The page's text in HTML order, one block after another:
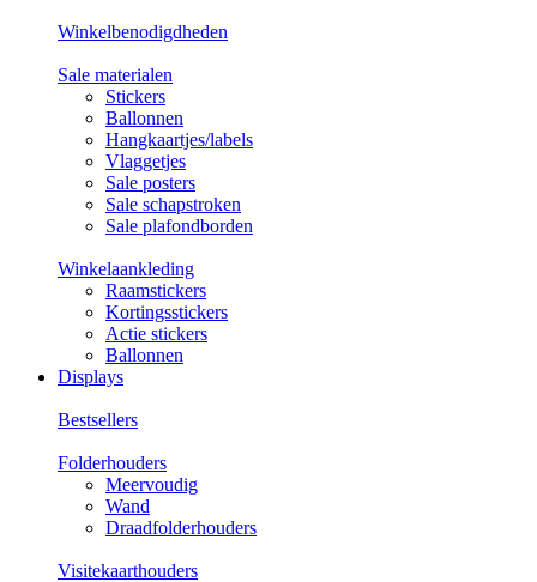
Winkelbenodigdheden
Sale materialen
Stickers
Ballonnen
Hangkaartjes/labels
Vlaggetjes
Sale posters
Sale schapstroken
Sale plafondborden
Winkelaankleding
Raamstickers
Kortingsstickers
Actie stickers
Ballonnen
Displays
Bestsellers
Folderhouders
Meervoudig
Wand
Draadfolderhouders
Visitekaarthouders